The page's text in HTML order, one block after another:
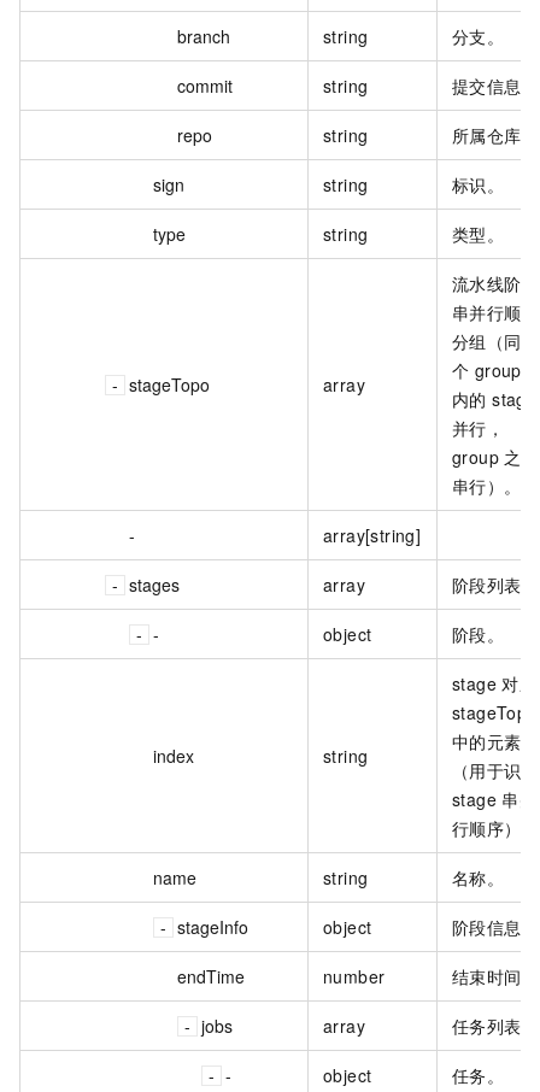
branch string 分支。
commit string 提交信息。
repo string 所属仓库。
sign string 标识。
type string 类型。
stageTopo array
流水线阶段
串并行顺序
分组（同一
个 group
内的 stage
并行，
group 之间
串行）。
- array[string]
stages array 阶段列表。
- object 阶段。
index string
stage 对应
stageTopo
中的元素
（用于识别
stage 串并
行顺序）。
name string 名称。
stageInfo object 阶段信息。
endTime number 结束时间。
jobs array 任务列表。
- object 任务。